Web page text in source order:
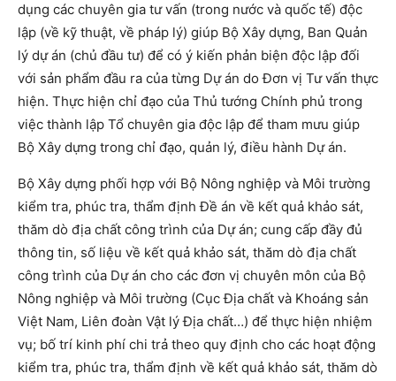
dụng các chuyên gia tư vấn (trong nước và quốc tế) độc
lập (về kỹ thuật, về pháp lý) giúp Bộ Xây dựng, Ban Quản
lý dự án (chủ đầu tư) để có ý kiến phản biện độc lập đối
với sản phẩm đầu ra của từng Dự án do Đơn vị Tư vấn thực
hiện. Thực hiện chỉ đạo của Thủ tướng Chính phủ trong
việc thành lập Tổ chuyên gia độc lập để tham mưu giúp
Bộ Xây dựng trong chỉ đạo, quản lý, điều hành Dự án.
Bộ Xây dựng phối hợp với Bộ Nông nghiệp và Môi trường
kiểm tra, phúc tra, thẩm định Đề án về kết quả khảo sát,
thăm dò địa chất công trình của Dự án; cung cấp đầy đủ
thông tin, số liệu về kết quả khảo sát, thăm dò địa chất
công trình của Dự án cho các đơn vị chuyên môn của Bộ
Nông nghiệp và Môi trường (Cục Địa chất và Khoáng sản
Việt Nam, Liên đoàn Vật lý Địa chất…) để thực hiện nhiệm
vụ; bố trí kinh phí chi trả theo quy định cho các hoạt động
kiểm tra, phúc tra, thẩm định về kết quả khảo sát, thăm dò